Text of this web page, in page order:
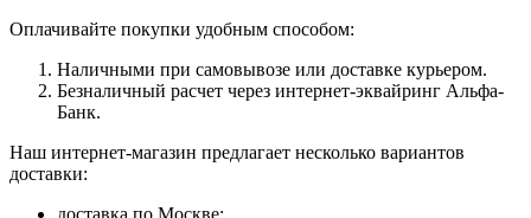
Оплачивайте покупки удобным способом:
Наличными при самовывозе или доставке курьером.
Безналичный расчет через интернет-эквайринг Альфа-
Банк.
Наш интернет-магазин предлагает несколько вариантов
доставки:
доставка по Москве;